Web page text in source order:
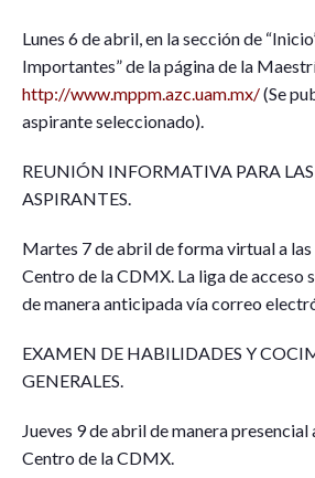
Lunes 6 de abril, en la sección de
Importantes” de la página de la
http://www.mppm.azc.uam.mx/(Se
aspirante seleccionado).
REUNIÓN INFORMATIVA PARA LAS
ASPIRANTES.
Martes 7 de abril de forma virtual a
Centro de la CDMX. La liga de acceso
de manera anticipada vía correo
EXAMEN DE HABILIDADES Y
GENERALES.
Jueves 9 de abril de manera
Centro de la CDMX.